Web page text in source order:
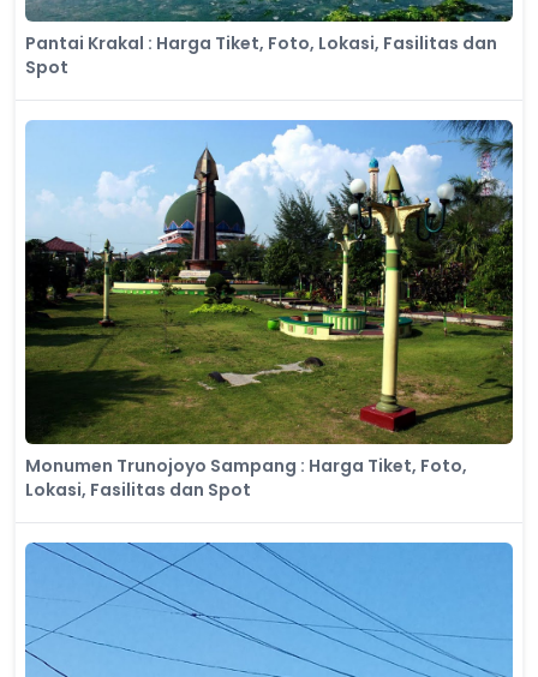
Pantai Krakal : Harga Tiket, Foto, Lokasi, Fasilitas dan
Spot
Monumen Trunojoyo Sampang : Harga Tiket, Foto,
Lokasi, Fasilitas dan Spot